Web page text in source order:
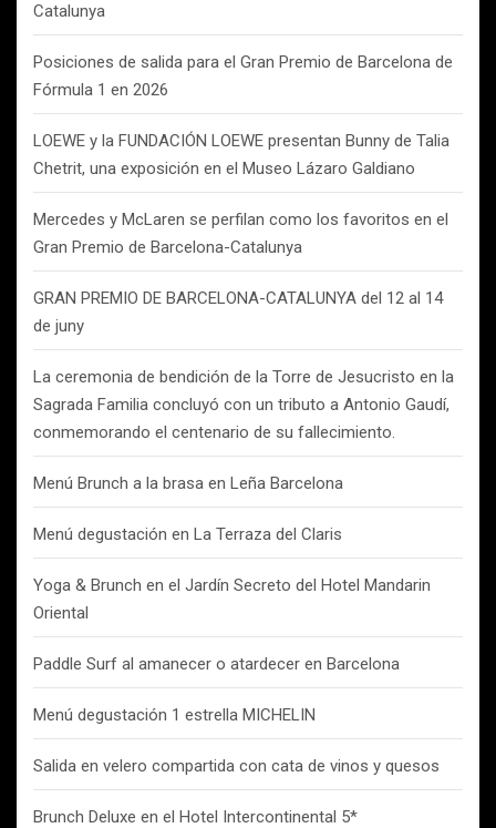
Catalunya
Posiciones de salida para el Gran Premio de Barcelona de
Fórmula 1 en 2026
LOEWE y la FUNDACIÓN LOEWE presentan Bunny de Talia
Chetrit, una exposición en el Museo Lázaro Galdiano
Mercedes y McLaren se perfilan como los favoritos en el
Gran Premio de Barcelona-Catalunya
GRAN PREMIO DE BARCELONA-CATALUNYA del 12 al 14
de juny
La ceremonia de bendición de la Torre de Jesucristo en la
Sagrada Familia concluyó con un tributo a Antonio Gaudí,
conmemorando el centenario de su fallecimiento.
Menú Brunch a la brasa en Leña Barcelona
Menú degustación en La Terraza del Claris
Yoga & Brunch en el Jardín Secreto del Hotel Mandarin
Oriental
Paddle Surf al amanecer o atardecer en Barcelona
Menú degustación 1 estrella MICHELIN
Salida en velero compartida con cata de vinos y quesos
Brunch Deluxe en el Hotel Intercontinental 5*